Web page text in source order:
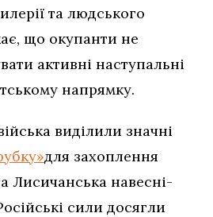
та людського
що окупанти не
активні наступальні
напрямку.
виділили значні
для захоплення
Лисичанська навесні-
сили досягли